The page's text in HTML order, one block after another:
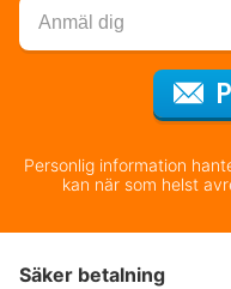
Personlig information
kan när som helst
Säker betalning